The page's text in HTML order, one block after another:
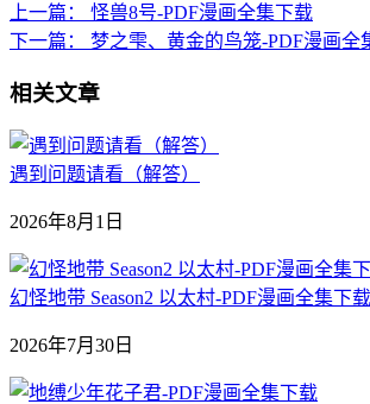
上一篇：
怪兽8号-PDF漫画全集下载
下一篇：
梦之雫、黄金的鸟笼-PDF漫画全
相关文章
遇到问题请看（解答）
2026年8月1日
幻怪地带 Season2 以太村-PDF漫画全集下载
2026年7月30日